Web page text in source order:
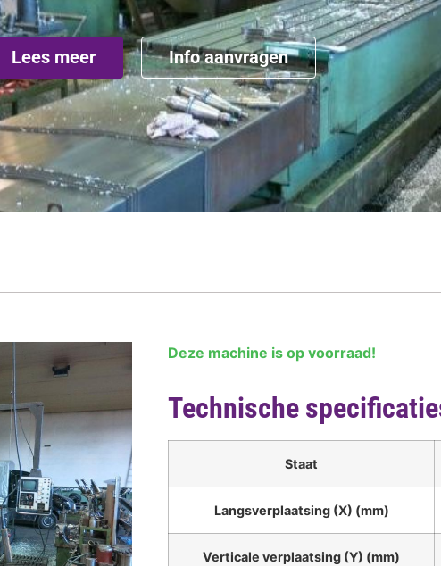
Lees meer Info aanvragen
Deze machine is op voorraad!
Technische
Staat
Langsverplaatsing (X) (mm)
Verticale verplaatsing (Y) (mm)